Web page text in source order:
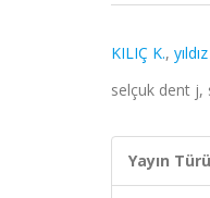
KILIÇ K.,
selçuk dent j,
Yayın